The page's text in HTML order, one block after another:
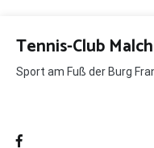
Inhalt
springen
Tennis-Club
Sport am Fuß der Burg